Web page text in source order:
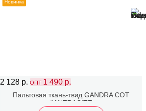
2 128 р. ОПТ 1 490 р.
Новинка
Пальтовая ткань-твид GANDRA COT
#ANTRACITE